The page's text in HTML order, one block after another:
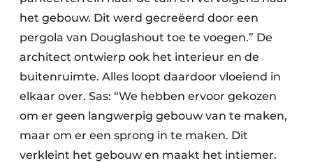
het gebouw. Dit werd gecreëerd door een
pergola van Douglashout toe te voegen.” De
architect ontwierp ook het interieur en de
buitenruimte. Alles loopt daardoor vloeiend in
elkaar over. Sas: “We hebben ervoor gekozen
om er geen langwerpig gebouw van te maken,
maar om er een sprong in te maken. Dit
verkleint het gebouw en maakt het intiemer.